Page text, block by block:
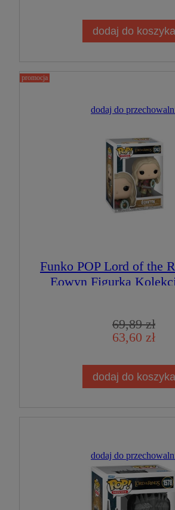
dodaj do koszyka
dodaj do
Funko POP Lord of the
Eowyn Figurka
69,89 zł
63,60 zł
dodaj do koszyka
promocja
dodaj do